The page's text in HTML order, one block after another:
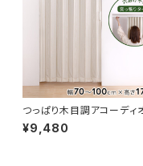
つっぱり木目調アコーディ
ア 100×175cm SH-
D
¥9,480